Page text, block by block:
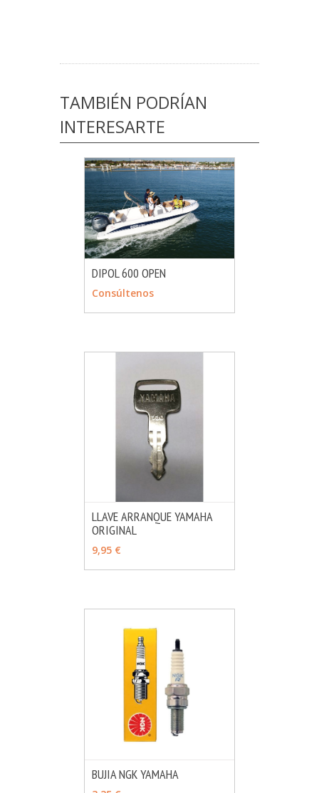
TAMBIÉN PODRÍAN
INTERESARTE
DIPOL 600 OPEN
Consúltenos
VER OPCIONES
LLAVE ARRANQUE YAMAHA
ORIGINAL
9,95 €
BUJIA NGK YAMAHA